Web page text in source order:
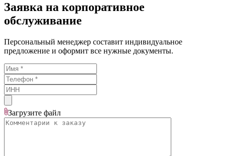
Заявка на корпоративное
обслуживание
Персональный менеджер составит индивидуальное
предложение и оформит все нужные документы.
Загрузите файл